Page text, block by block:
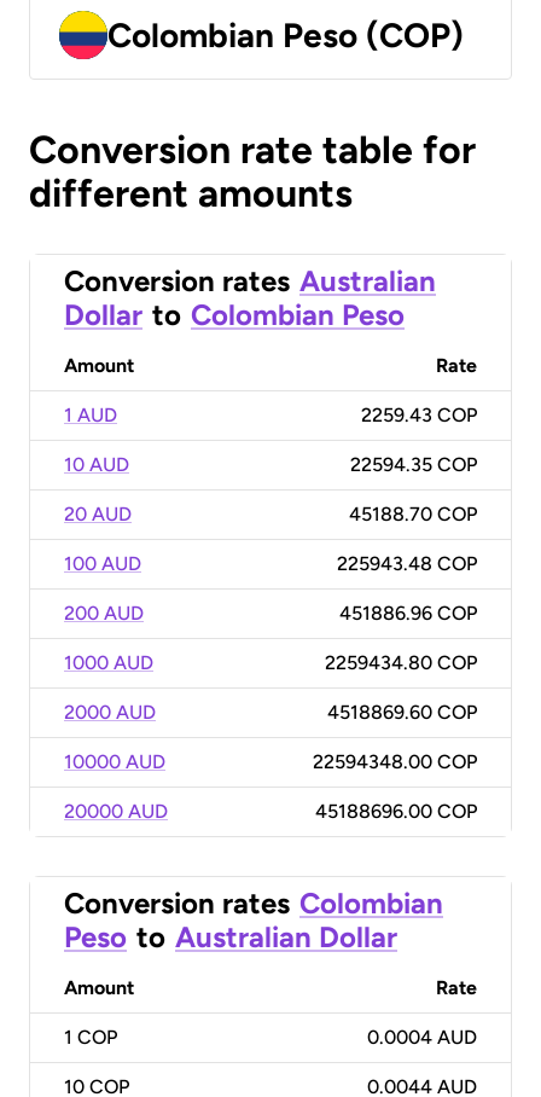
Colombian Peso (COP)
Conversion rate table for
different amounts
Conversion rates Australian
Dollar to Colombian Peso
Amount Rate
1 AUD 2259.43 COP
10 AUD 22594.35 COP
20 AUD 45188.70 COP
100 AUD 225943.48 COP
200 AUD 451886.96 COP
1000 AUD 2259434.80 COP
2000 AUD 4518869.60 COP
10000 AUD 22594348.00 COP
20000 AUD 45188696.00 COP
Conversion rates Colombian
Peso to Australian Dollar
Amount Rate
1 COP 0.0004 AUD
10 COP 0.0044 AUD